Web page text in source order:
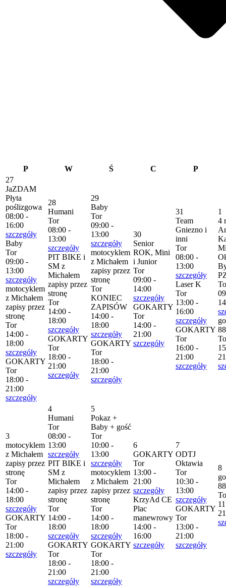
P W Ś C
P
27
JaZDAM
Płyta
poślizgowa
08:00 -
16:00
szczegóły
Baby
Tor
09:00 -
13:00
szczegóły
motocyklem
z Michałem
zapisy przez
stronę
Tor
14:00 -
18:00
szczegóły
GOKARTY
Tor
18:00 -
21:00
szczegóły
28
Humani
Tor
08:00 -
13:00
szczegóły
PIT BIKE i
SM z
Michałem
zapisy przez
stronę
Tor
14:00 -
18:00
szczegóły
GOKARTY
Tor
18:00 -
21:00
szczegóły
29
Baby
Tor
09:00 -
13:00
szczegóły
motocyklem
z Michałem
zapisy przez
stronę
Tor
KONIEC
ZAPISÓW
14:00 -
18:00
szczegóły
GOKARTY
Tor
18:00 -
21:00
szczegóły
30
Senior
ROK, Mini
i Junior
Tor
09:00 -
14:00
szczegóły
GOKARTY
Tor
14:00 -
21:00
szczegóły
31
Team
Gniezno i
inni
Tor
08:00 -
13:00
szczegóły
Laser K
Tor
13:00 -
16:00
szczegóły
GOKARTY
Tor
16:00 -
21:00
szczegóły
1
4
3
motocyklem
z Michałem
zapisy przez
stronę
Tor
14:00 -
18:00
szczegóły
GOKARTY
Tor
18:00 -
21:00
szczegóły
4
Humani
Tor
08:00 -
13:00
szczegóły
PIT BIKE i
SM z
Michałem
zapisy przez
stronę
Tor
14:00 -
18:00
szczegóły
GOKARTY
Tor
18:00 -
21:00
szczegóły
5
Pokaz +
Baby + gość
Tor
10:00 -
13:00
szczegóły
motocyklem
z Michałem
zapisy przez
stronę
Tor
14:00 -
18:00
szczegóły
GOKARTY
Tor
18:00 -
21:00
szczegóły
6
GOKARTY
Tor
13:00 -
21:00
szczegóły
KrzyAd CE
Plac
manewrowy
14:00 -
16:00
szczegóły
7
ODTJ
Oktawia
Tor
10:30 -
13:00
szczegóły
GOKARTY
Tor
13:00 -
21:00
szczegóły
8